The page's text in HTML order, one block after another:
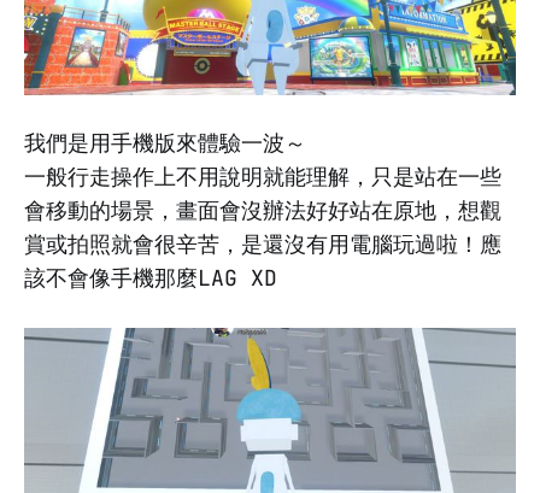
我們是用手機版來體驗一波～
一般行走操作上不用說明就能理解，只是站在一些
會移動的場景，畫面會沒辦法好好站在原地，想觀
賞或拍照就會很辛苦，是還沒有用電腦玩過啦！應
該不會像手機那麼LAG XD